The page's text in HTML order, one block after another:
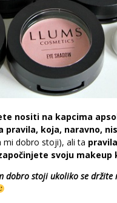
nositi na kapcima
pravila, koja, naravno,
mi dobro stoji), ali ta
svoju makeup
dobro stoji ukoliko se